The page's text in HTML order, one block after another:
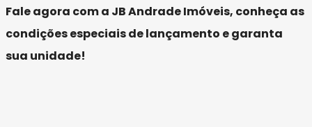
Fale agora com a JB Andrade Imóveis, conheça as
condições especiais de lançamento e garanta
sua unidade!